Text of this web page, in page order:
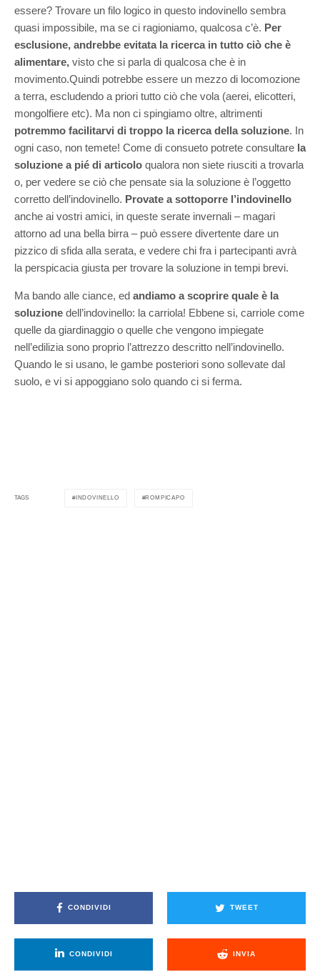
essere? Trovare un filo logico in questo indovinello sembra
quasi impossibile, ma se ci ragioniamo, qualcosa c’è. Per
esclusione, andrebbe evitata la ricerca in tutto ciò che è
alimentare, visto che si parla di qualcosa che è in
movimento.Quindi potrebbe essere un mezzo di locomozione
a terra, escludendo a priori tutto ciò che vola (aerei, elicotteri,
mongolfiere etc). Ma non ci spingiamo oltre, altrimenti
potremmo facilitarvi di troppo la ricerca della soluzione. In
ogni caso, non temete! Come di consueto potrete consultare la
soluzione a pié di articolo qualora non siete riusciti a trovarla
o, per vedere se ciò che pensate sia la soluzione è l’oggetto
corretto dell’indovinello. Provate a sottoporre l’indovinello
anche ai vostri amici, in queste serate invernali – magari
attorno ad una bella birra – può essere divertente dare un
pizzico di sfida alla serata, e vedere chi fra i partecipanti avrà
la perspicacia giusta per trovare la soluzione in tempi brevi.
Ma bando alle ciance, ed andiamo a scoprire quale è la
soluzione dell’indovinello: la carriola! Ebbene si, carriole come
quelle da giardinaggio o quelle che vengono impiegate
nell’edilizia sono proprio l’attrezzo descritto nell’indovinello.
Quando le si usano, le gambe posteriori sono sollevate dal
suolo, e vi si appoggiano solo quando ci si ferma.
TAGS INDOVINELLO ROMPICAPO
CONDIVIDI TWEET
CONDIVIDI INVIA